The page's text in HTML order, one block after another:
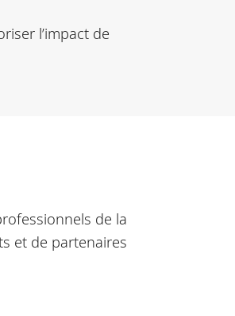
l’impact de
de la
et de partenaires